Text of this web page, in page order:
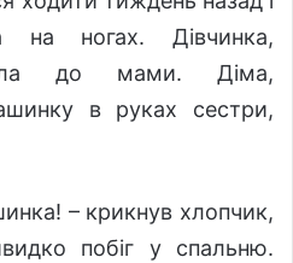
на ногах. Дівчинка,
до мами. Діма,
в руках сестри,
– крикнув хлопчик,
побіг у спальню.